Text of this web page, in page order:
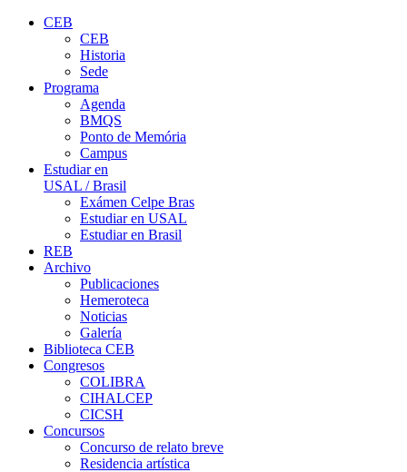
CEB
CEB
Historia
Sede
Programa
Agenda
BMQS
Ponto de Memória
Campus
Estudiar en
USAL / Brasil
Exámen Celpe Bras
Estudiar en USAL
Estudiar en Brasil
REB
Archivo
Publicaciones
Hemeroteca
Noticias
Galería
Biblioteca CEB
Congresos
COLIBRA
CIHALCEP
CICSH
Concursos
Concurso de relato breve
Residencia artística